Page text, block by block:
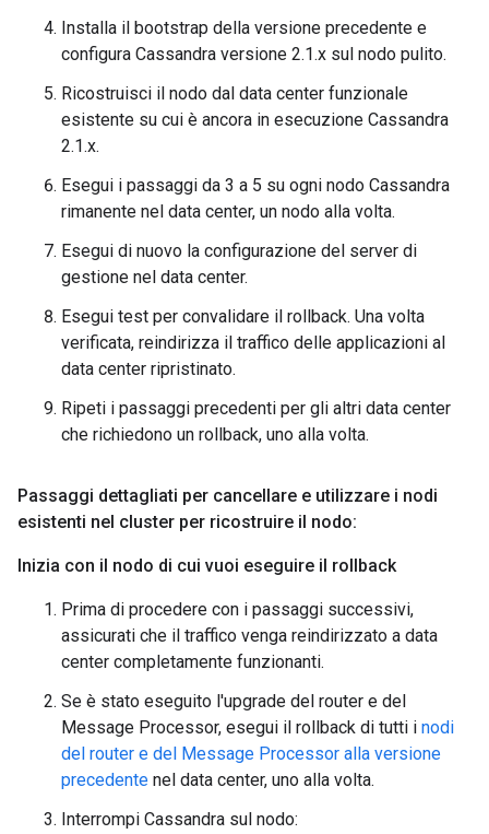
Installa il bootstrap della versione precedente e
configura Cassandra versione 2.1.x sul nodo pulito.
Ricostruisci il nodo dal data center funzionale
esistente su cui è ancora in esecuzione Cassandra
2.1.x.
Esegui i passaggi da 3 a 5 su ogni nodo Cassandra
rimanente nel data center, un nodo alla volta.
Esegui di nuovo la configurazione del server di
gestione nel data center.
Esegui test per convalidare il rollback. Una volta
verificata, reindirizza il traffico delle applicazioni al
data center ripristinato.
Ripeti i passaggi precedenti per gli altri data center
che richiedono un rollback, uno alla volta.
Passaggi dettagliati per cancellare e utilizzare i nodi
esistenti nel cluster per ricostruire il nodo:
Inizia con il nodo di cui vuoi eseguire il rollback
Prima di procedere con i passaggi successivi,
assicurati che il traffico venga reindirizzato a data
center completamente funzionanti.
Se è stato eseguito l'upgrade del router e del
Message Processor, esegui il rollback di tutti i nodi
del router e del Message Processor alla versione
precedente nel data center, uno alla volta.
Interrompi Cassandra sul nodo: